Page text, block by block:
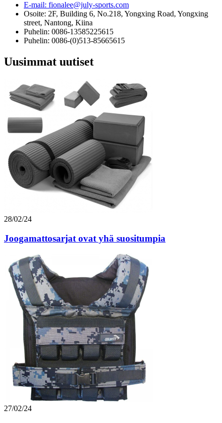
E-mail: fionalee@july-sports.com
Osoite: 2F, Building 6, No.218, Yongxing Road, Yongxing
street, Nantong, Kiina
Puhelin: 0086-13585225615
Puhelin: 0086-(0)513-85665615
Uusimmat uutiset
28/02/24
Joogamattosarjat ovat yhä suositumpia
27/02/24